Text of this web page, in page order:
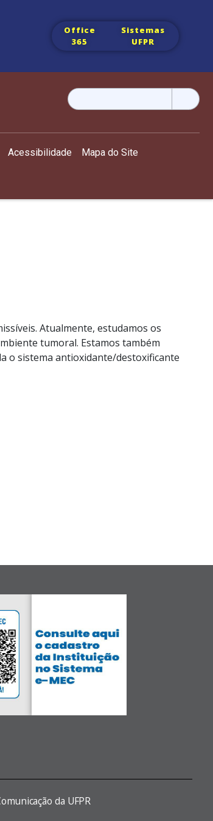
Office
365
Sistemas
UFPR
Pesquisar
por:
Acessibilidade Mapa do Site
Atualmente, estudamos os
tumoral. Estamos também
o sistema antioxidante/destoxificante
da UFPR